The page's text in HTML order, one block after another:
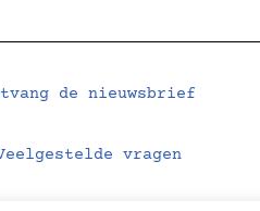
de nieuwsbrief
vragen